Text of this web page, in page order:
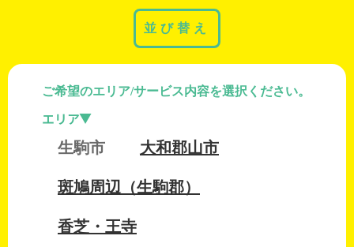
ご希望のエリア/サービス内容を選択ください。
エリア
生駒市 大和郡山市
斑鳩周辺（生駒郡）
香芝・王寺
並び替え